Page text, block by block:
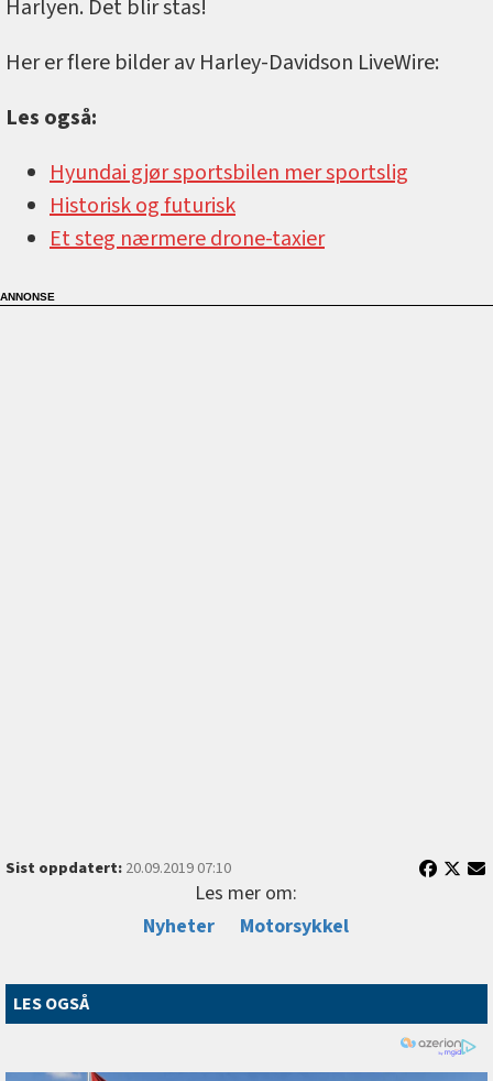
Harlyen. Det blir stas!
Her er flere bilder av Harley-Davidson LiveWire:
Les også:
Hyundai gjør sportsbilen mer sportslig
Historisk og futurisk
Et steg nærmere drone-taxier
Sist oppdatert:20.09.2019 07:10
Les mer om:
Nyheter
Motorsykkel
LES OGSÅ